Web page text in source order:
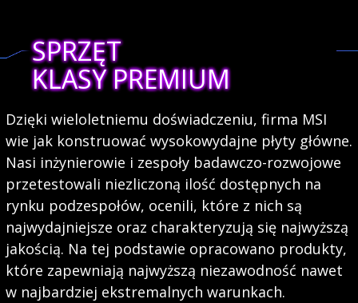
SPRZĘT
KLASY PREMIUM
Dzięki wieloletniemu doświadczeniu, firma MSI
wie jak konstruować wysokowydajne płyty główne.
Nasi inżynierowie i zespoły badawczo-rozwojowe
przetestowali niezliczoną ilość dostępnych na
rynku podzespołów, ocenili, które z nich są
najwydajniejsze oraz charakteryzują się najwyższą
jakością. Na tej podstawie opracowano produkty,
które zapewniają najwyższą niezawodność nawet
w najbardziej ekstremalnych warunkach.